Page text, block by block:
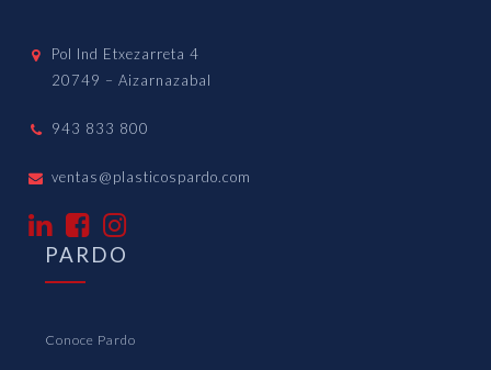
Pol Ind Etxezarreta 4
20749 – Aizarnazabal
943 833 800
ventas@plasticospardo.com
PARDO
Conoce Pardo